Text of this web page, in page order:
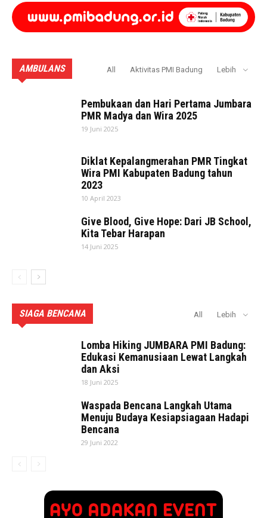
AMBULANS All Aktivitas PMI Badung Lebih
Pembukaan dan Hari Pertama Jumbara
PMR Madya dan Wira 2025
19 Juni 2025
Diklat Kepalangmerahan PMR Tingkat
Wira PMI Kabupaten Badung tahun
2023
10 April 2023
Give Blood, Give Hope: Dari JB School,
Kita Tebar Harapan
14 Juni 2025
SIAGA BENCANA All Lebih
Lomba Hiking JUMBARA PMI Badung:
Edukasi Kemanusiaan Lewat Langkah
dan Aksi
18 Juni 2025
Waspada Bencana Langkah Utama
Menuju Budaya Kesiapsiagaan Hadapi
Bencana
29 Juni 2022